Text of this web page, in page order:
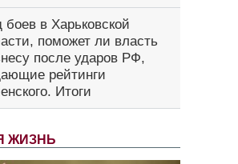
боев в Харьковской
поможет ли власть
после ударов РФ,
рейтинги
Итоги
ЖИЗНЬ